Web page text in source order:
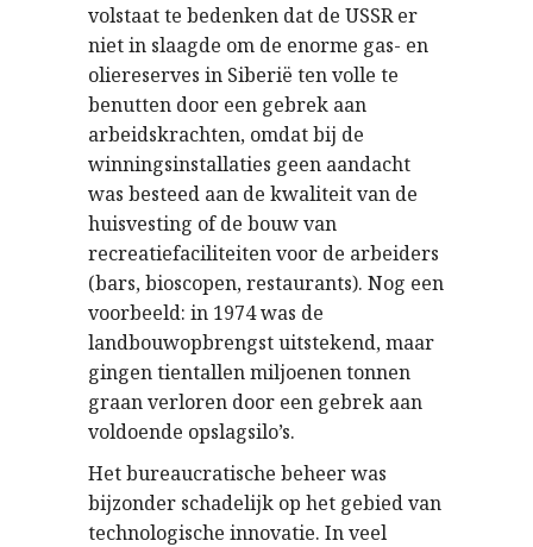
volstaat te bedenken dat de USSR er
niet in slaagde om de enorme gas- en
oliereserves in Siberië ten volle te
benutten door een gebrek aan
arbeidskrachten, omdat bij de
winningsinstallaties geen aandacht
was besteed aan de kwaliteit van de
huisvesting of de bouw van
recreatiefaciliteiten voor de arbeiders
(bars, bioscopen, restaurants). Nog een
voorbeeld: in 1974 was de
landbouwopbrengst uitstekend, maar
gingen tientallen miljoenen tonnen
graan verloren door een gebrek aan
voldoende opslagsilo’s.
Het bureaucratische beheer was
bijzonder schadelijk op het gebied van
technologische innovatie. In veel